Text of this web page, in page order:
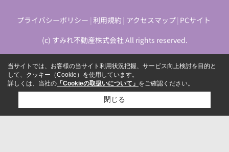
プライバシーポリシー 利用規約 アクセスマップ PCサイト
(c) すみれ不動産株式会社 All rights reserved.
当サイトでは、お客様の当サイト利用状況把握、サービス向上検討を目的と
して、クッキー（Cookie）を使用しています。
詳しくは、当社の 「Cookieの取扱いについて」 をご確認ください。
閉じる